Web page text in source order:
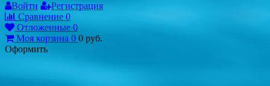
Войти
Регистрация
Сравнение 0
Отложенные 0
Моя корзина 0 0 руб.
Оформить